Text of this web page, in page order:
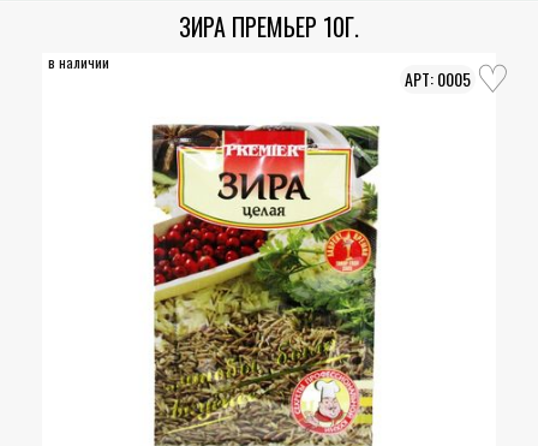
ЗИРА ПРЕМЬЕР 10Г.
в наличии
0005